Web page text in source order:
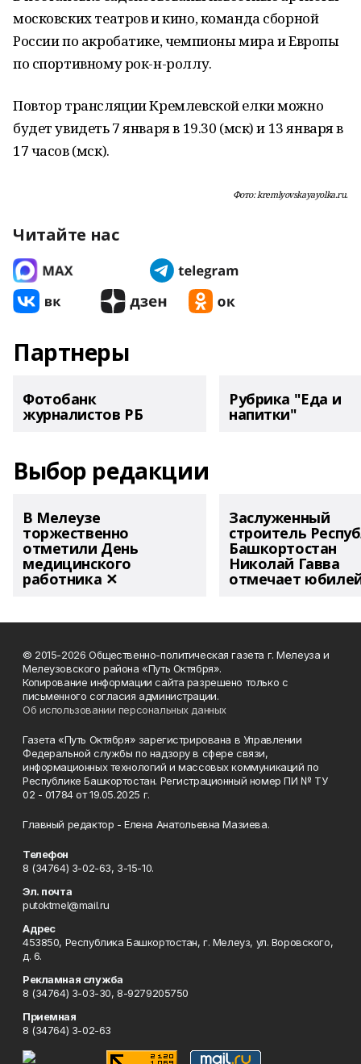
московских театров и кино, команда сборной
России по акробатике, чемпионы мира и Европы
по спортивному рок-н-роллу.
Повтор трансляции Кремлевской елки можно
будет увидеть 7 января в 19.30 (мск) и 13 января в
17 часов (мск).
Фото: kremlyovskayayolka.ru.
Читайте нас
Партнеры
Фотобанк
журналистов РБ
Рубрика "Еда и
напитки"
Выбор редакции
В Мелеузе
торжественно
отметили День
медицинского
работника ✕
Заслуженный
строитель
Башкортостан
Николай Гавва
отмечает
© 2015-2026 Общественно-политическая газета г. Мелеуза и
Мелеузовского района «Путь Октября».
Копирование информации сайта разрешено только с
письменного согласия администрации.
Об использовании персональных данных
Газета «Путь Октября» зарегистрирована в Управлении
Федеральной службы по надзору в сфере связи,
информационных технологий и массовых коммуникаций по
Республике Башкортостан. Регистрационный номер ПИ № ТУ
02 - 01784 от 19.05.2025 г.
Главный редактор - Елена Анатольевна Мазиева.
Телефон
8 (34764) 3-02-63, 3-15-10.
Эл. почта
putoktmel@mail.ru
Адрес
453850, Республика Башкортостан, г. Мелеуз, ул. Воровского,
д. 6.
Рекламная служба
8 (34764) 3-03-30, 8-9279205750
Приемная
8 (34764) 3-02-63